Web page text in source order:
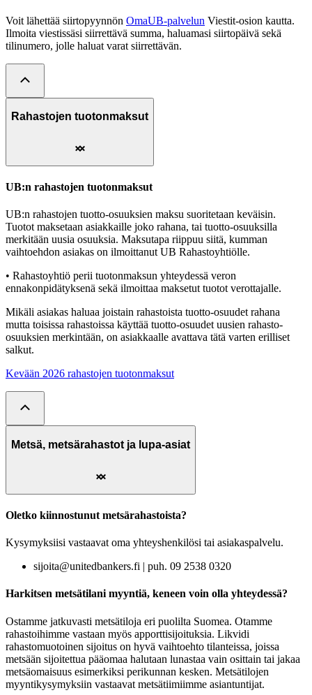
Voit lähettää siirtopyynnön OmaUB-palvelun Viestit-osion kautta.
Ilmoita viestissäsi siirrettävä summa, haluamasi siirtopäivä sekä
tilinumero, jolle haluat varat siirrettävän.
Rahastojen tuotonmaksut
UB:n rahastojen tuotonmaksut
UB:n rahastojen tuotto-osuuksien maksu suoritetaan keväisin.
Tuotot maksetaan asiakkaille joko rahana, tai tuotto-osuuksilla
merkitään uusia osuuksia. Maksutapa riippuu siitä, kumman
vaihtoehdon asiakas on ilmoittanut UB Rahastoyhtiölle.
• Rahastoyhtiö perii tuotonmaksun yhteydessä veron
ennakonpidätyksenä sekä ilmoittaa maksetut tuotot verottajalle.
Mikäli asiakas haluaa joistain rahastoista tuotto-osuudet rahana
mutta toisissa rahastoissa käyttää tuotto-osuudet uusien rahasto-
osuuksien merkintään, on asiakkaalle avattava tätä varten erilliset
salkut.
Kevään 2026 rahastojen tuotonmaksut
Metsä, metsärahastot ja lupa-asiat
Oletko kiinnostunut metsärahastoista?
Kysymyksiisi vastaavat oma yhteyshenkilösi tai asiakaspalvelu.
sijoita@unitedbankers.fi | puh. 09 2538 0320
Harkitsen metsätilani myyntiä, keneen voin olla yhteydessä?
Ostamme jatkuvasti metsätiloja eri puolilta Suomea. Otamme
rahastoihimme vastaan myös apporttisijoituksia. Likvidi
rahastomuotoinen sijoitus on hyvä vaihtoehto tilanteissa, joissa
metsään sijoitettua pääomaa halutaan lunastaa vain osittain tai jakaa
metsäomaisuus esimerkiksi perikunnan kesken. Metsätilojen
myyntikysymyksiin vastaavat metsätiimiimme asiantuntijat.